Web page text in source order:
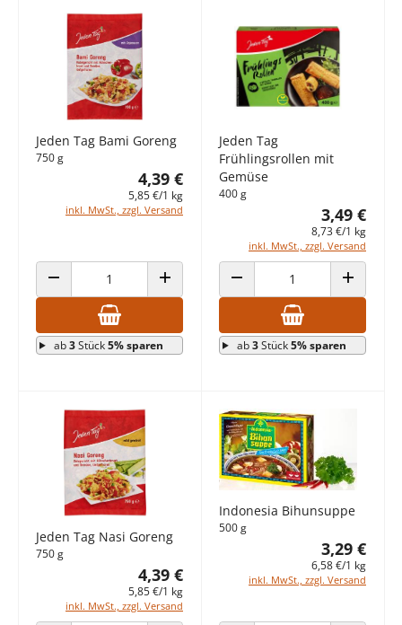
Jeden Tag Bami Goreng
750 g
4,39 €
5,85 €/1 kg
inkl. MwSt., zzgl. Versand
ANZAHL VERRINGERN ANZAHL ERHÖHEN
ab3Stück5% sparen
Jeden Tag
Frühlingsrollen mit
Gemüse
400 g
3,49 €
8,73 €/1 kg
inkl. MwSt., zzgl. Versand
ANZAHL VERRINGERN ANZAHL
ab3Stück5% sparen
Jeden Tag Nasi Goreng
750 g
4,39 €
5,85 €/1 kg
inkl. MwSt., zzgl. Versand
Indonesia Bihunsuppe
500 g
3,29 €
6,58 €/1 kg
inkl. MwSt., zzgl. Versand